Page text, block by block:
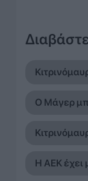
Ο Μάγερ
Η ΑΕΚ έχει